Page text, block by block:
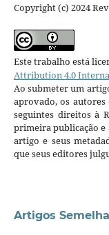
Copyright (c) 2024
Este trabalho está
Attribution 4.0
Ao submeter um
aprovado, os autores
seguintes direitos à
primeira publicação e
artigo e seus
que seus editores
Artigos